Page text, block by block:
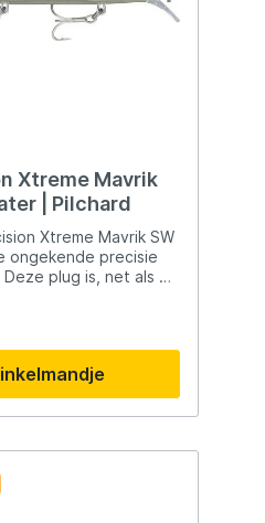
Xtreme Mavrik
| Pilchard
Xtreme Mavrik SW
ongekende precisie
plug is, net als de
waardoor je
het
kustwateren en
twitchbait is een
en
afwerking met
duurzaam